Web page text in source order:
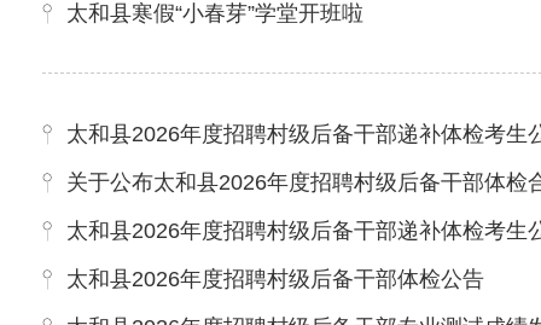
太和县寒假“小春芽”学堂开班啦
太和县2026年度招聘村级后备干部递补体检考生
关于公布太和县2026年度招聘村级后备干部体检
太和县2026年度招聘村级后备干部递补体检考生
太和县2026年度招聘村级后备干部体检公告